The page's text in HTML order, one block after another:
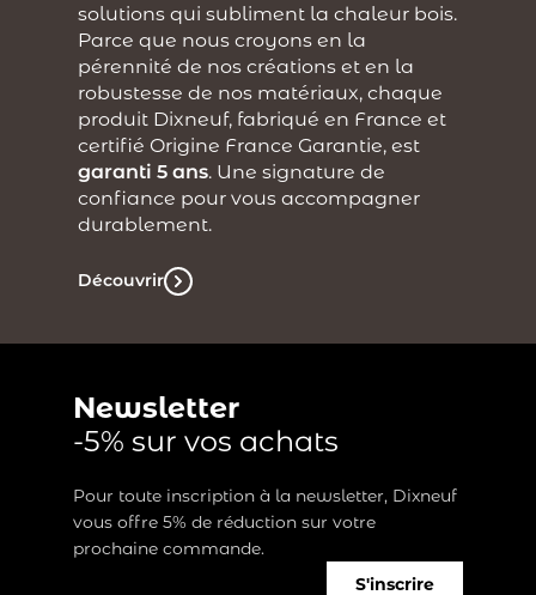
solutions qui subliment la chaleur bois.
Parce que nous croyons en la
pérennité de nos créations et en la
robustesse de nos matériaux, chaque
produit Dixneuf, fabriqué en France et
certifié Origine France Garantie, est
garanti 5 ans. Une signature de
confiance pour vous accompagner
durablement.
Découvrir
Newsletter
-5% sur vos achats
Pour toute inscription à la newsletter, Dixneuf
vous offre 5% de réduction sur votre
prochaine commande.
S'inscrire